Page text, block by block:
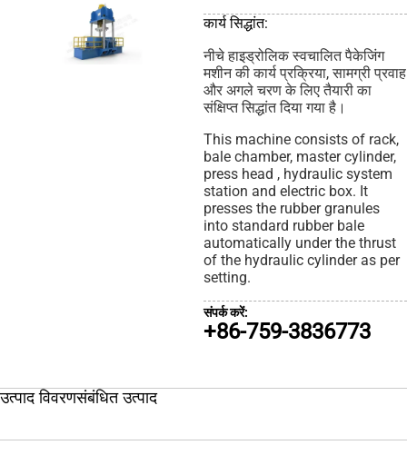
कार्य सिद्धांत:
नीचे हाइड्रोलिक स्वचालित पैकेजिंग
मशीन की कार्य प्रक्रिया, सामग्री प्रवाह
और अगले चरण के लिए तैयारी का
संक्षिप्त सिद्धांत दिया गया है।
This machine consists of rack,
bale chamber, master cylinder,
press head , hydraulic system
station and electric box. It
presses the rubber granules
into standard rubber bale
automatically under the thrust
of the hydraulic cylinder as per
setting.
संपर्क करें:
+86-759-3836773
उत्पाद विवरणसंबंधित उत्पाद